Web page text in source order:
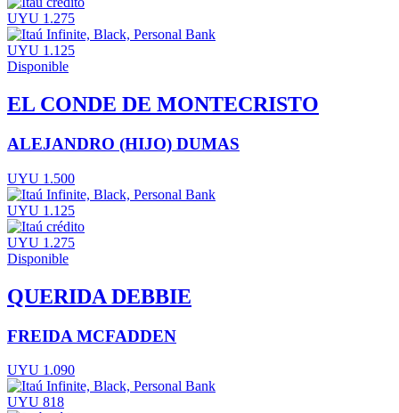
UYU 1.275
UYU 1.125
Disponible
EL CONDE DE MONTECRISTO
ALEJANDRO (HIJO) DUMAS
UYU 1.500
UYU 1.125
UYU 1.275
Disponible
QUERIDA DEBBIE
FREIDA MCFADDEN
UYU 1.090
UYU 818